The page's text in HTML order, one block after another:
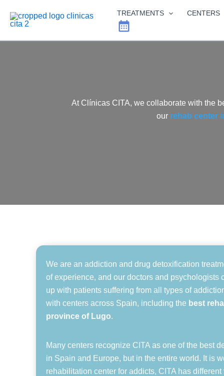
TREATMENTS CENTERS
At Clínicas CITA, we collaborate with the
our rehab center
We are an addiction and drug detoxification
of experience, and our doctors and psychologists
up with patients suffering from all types of
with centers across Spain, including the best
province of Lugo.
Many centers recognize CITA as one of the best
in Spain and Europe, but in the entire world. It is
rehabilitation center for addicts, CITA has different